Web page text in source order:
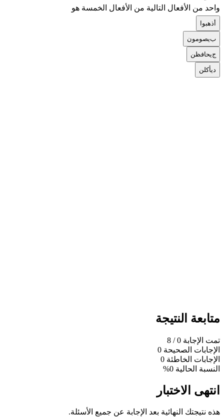
واحد من الأفعال التالية من الأفعال الخمسة هو
ذهبوا
بيصومون
جيحافظن
يأكلن
متابعة النتيجة
تمت الإجابة 0
/ 8
الإجابات الصحيحة 0
الإجابات الخاطئة 0
النسبة الحالية 0%
انتهى الاختبار
هذه نتيجتك النهائية بعد الإجابة عن جميع الأسئلة.